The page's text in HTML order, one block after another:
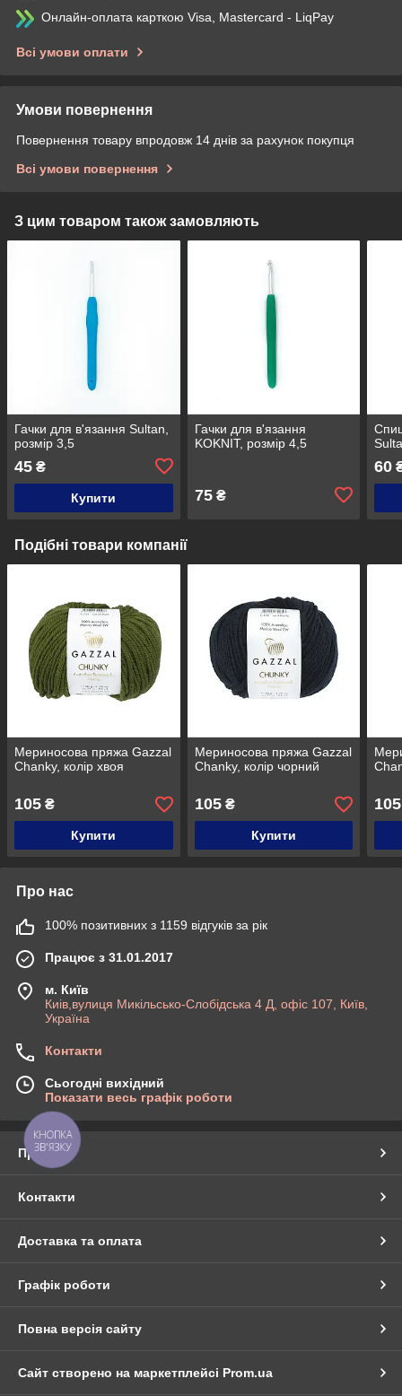
Онлайн-оплата карткою Visa, Mastercard - LiqPay
Всі умови оплати
Умови повернення
Повернення товару впродовж 14 днів за рахунок покупця
Всі умови повернення
З цим товаром також замовляють
Гачки для в'язання Sultan,
розмір 3,5
45 ₴
Купити
Гачки для в'язання
KOKNIT, розмір 4,5
75₴
60
Подібні товари компанії
Мериносова пряжа Gazzal
Chanky, колір хвоя
105 ₴
Купити
Мериносова пряжа Gazzal
Chanky, колір чорний
105₴
Купити
105
Про нас
100% позитивних з 1159 відгуків за рік
Працює з 31.01.2017
м. Київ
Киів,вулиця Микільсько-Слобідська 4 Д, офіс 107, Київ,
Україна
Контакти
Сьогодні вихідний
Показати весь графік роботи
Про нас
Контакти
Доставка та оплата
Графік роботи
Повна версія сайту
Сайт створено на маркетплейсі Prom.ua
КНОПКА
ЗВ'ЯЗКУ